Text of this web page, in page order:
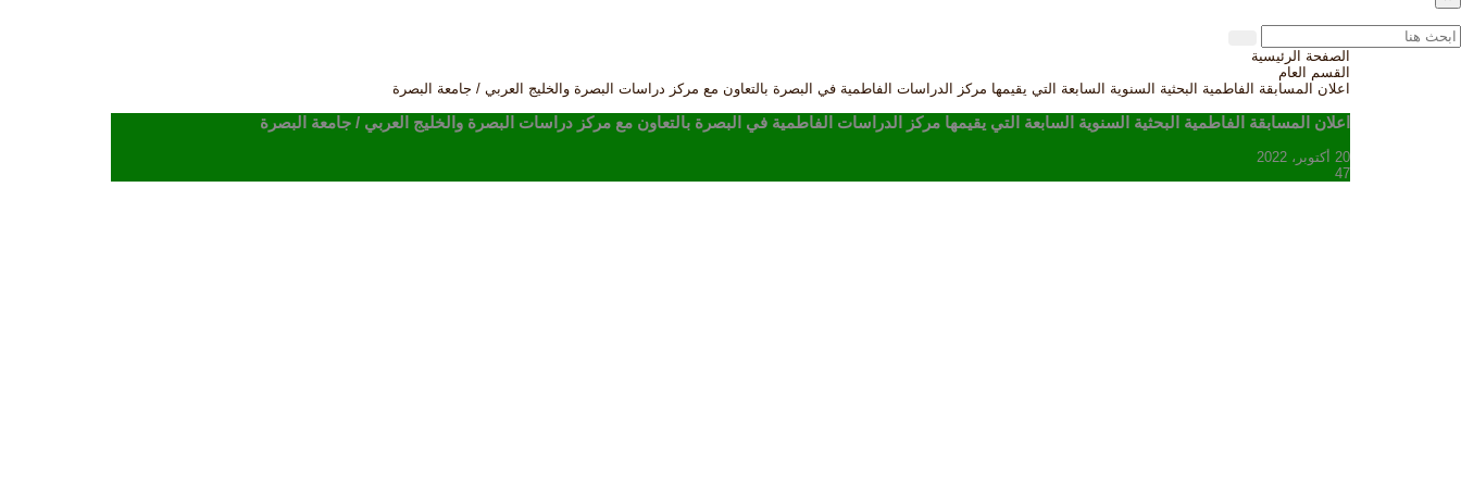
الصفحة الرئيسية
القسم العام
اعلان المسابقة الفاطمية البحثية السنوية السابعة التي يقيمها مركز الدراسات الفاطمية في البصرة بالتعاون مع مركز دراسات البصرة والخليج العربي / جامعة البصرة
اعلان المسابقة الفاطمية البحثية السنوية السابعة التي يقيمها مركز الدراسات الفاطمية في البصرة بالتعاون مع مركز دراسات البصرة والخليج العربي / جامعة البصرة
20 أكتوبر، 2022
47